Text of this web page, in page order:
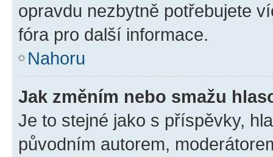
opravdu nezbytně potřebujete
fóra pro další informace.
Nahoru
Jak změním nebo smažu
Je to stejné jako s příspěvky,
původním autorem,